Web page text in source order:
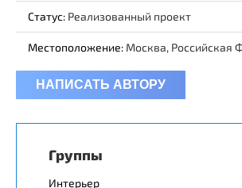
Статус: Реализованный проект
Местоположение: Москва, Российская
НАПИСАТЬ АВТОРУ
Группы
Интерьер